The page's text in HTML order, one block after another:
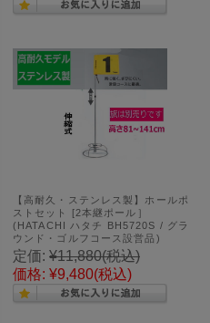
【高耐久・ステンレス製】ホールポ
ストセット [2本継ポール］
(HATACHI ハタチ BH5720S / グラ
ウンド・ゴルフコース設営品)
定価: ¥11,880(税込)
価格: ¥9,480(税込)